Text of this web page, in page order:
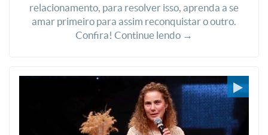
relacionamento, para resolver isso, aprenda a se
amar primeiro para assim reconquistar o outro.
Confira! Continue lendo →